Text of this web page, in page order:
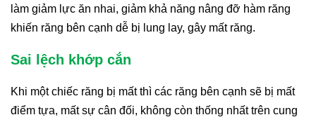
làm giảm lực ăn nhai, giảm khả năng nâng đỡ hàm răng
khiến răng bên cạnh dễ bị lung lay, gây mất răng.
Sai lệch khớp cắn
Khi một chiếc răng bị mất thì các răng bên cạnh sẽ bị mất
điểm tựa, mất sự cân đối, không còn thống nhất trên cung